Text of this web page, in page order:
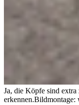
Ja, die Köpfe sind extra
erkennen.Bildmontage: